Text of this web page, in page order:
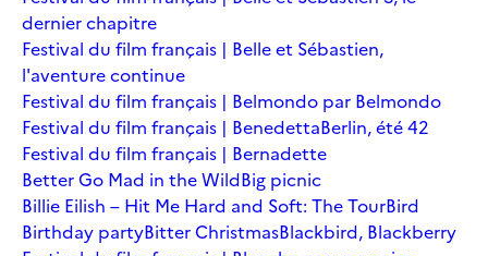
dernier chapitre
Festival du film français | Belle et Sébastien,
l'aventure continue
Festival du film français | Belmondo par Belmondo
Festival du film français | BenedettaBerlin, été 42
Festival du film français | Bernadette
Better Go Mad in the WildBig picnic
Billie Eilish – Hit Me Hard and Soft: The TourBird
Birthday partyBitter ChristmasBlackbird, Blackberry